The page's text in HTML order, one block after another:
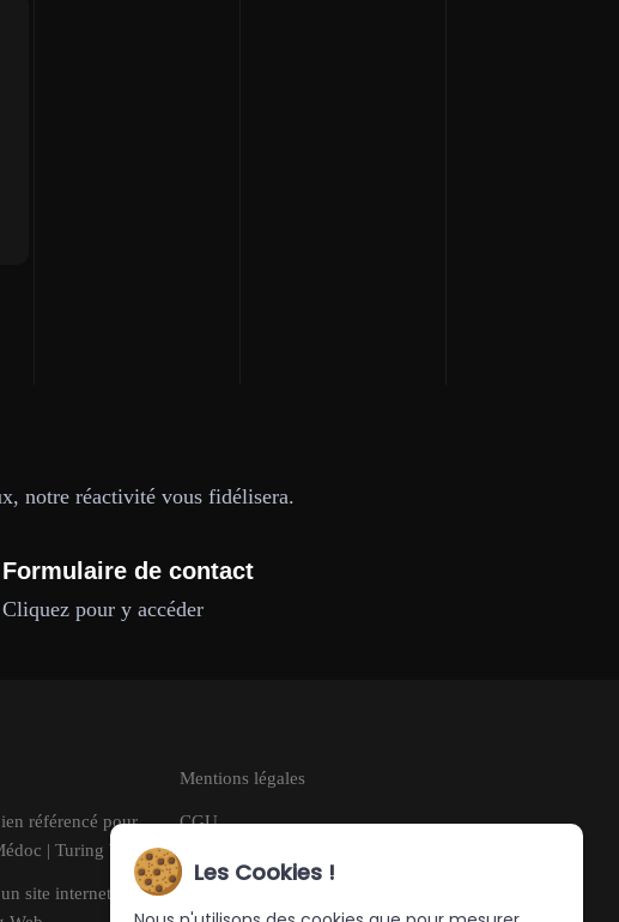
notre réactivité vous fidélisera.
Formulaire de contact
Cliquez pour y accéder
référencé pour
| Turing Web
site internet
Mentions légales
CGU
RGPD
Les Cookies !